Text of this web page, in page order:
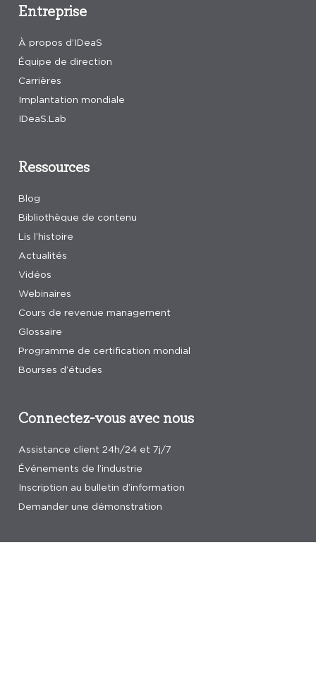
Entreprise
À propos d’IDeaS
Équipe de direction
Carrières
Implantation mondiale
IDeaS.Lab
Ressources
Blog
Bibliothèque de contenu
Lis l’histoire
Actualités
Vidéos
Webinaires
Cours de revenue management
Glossaire
Programme de certification mondial
Bourses d’études
Connectez-vous avec nous
Assistance client 24h/24 et 7j/7
Événements de l’industrie
Inscription au bulletin d’information
Demander une démonstration